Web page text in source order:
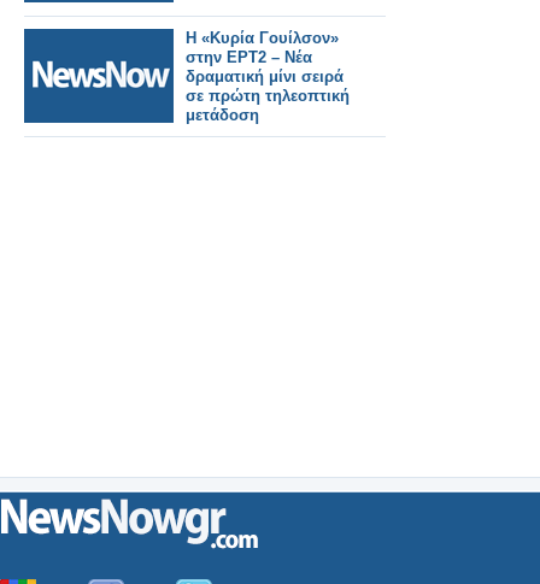
Η «Κυρία Γουίλσον»
στην ΕΡΤ2 – Νέα
δραματική μίνι σειρά
σε πρώτη τηλεοπτική
μετάδοση